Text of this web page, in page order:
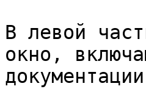
В левой
окно,